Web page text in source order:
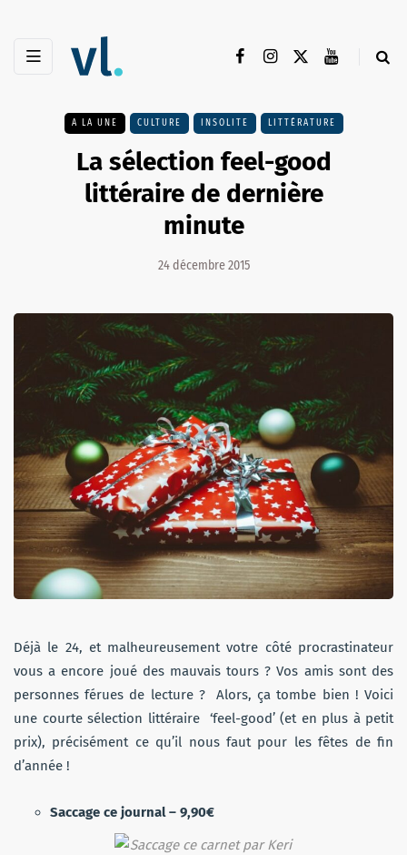
A LA UNE CULTURE INSOLITE LITTÉRATURE
La sélection feel-good
littéraire de dernière
minute
24 décembre 2015
Déjà le 24, et malheureusement votre côté procrastinateur
vous a encore joué des mauvais tours ? Vos amis sont des
personnes férues de lecture ? Alors, ça tombe bien ! Voici
une courte sélection littéraire ‘feel-good’ (et en plus à petit
prix), précisément ce qu’il nous faut pour les fêtes de fin
d’année !
Saccage ce journal – 9,90€